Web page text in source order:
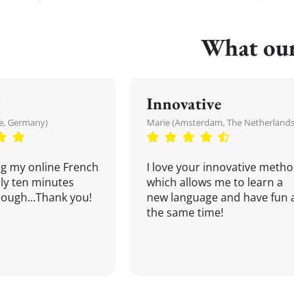
What
Germany)
my online French
ten minutes
you!
Innovative
Marie (Amsterdam, The
I love your innovative
which allows me to learn a
new language and have fun
the same time!